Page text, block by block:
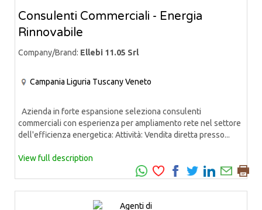
Consulenti Commerciali - Energia
Rinnovabile
Company/Brand: Ellebi 11.05 Srl
Campania Liguria TuscanyVeneto
Azienda in forte espansione seleziona consulenti
commerciali con esperienza per ampliamento rete nel settore
dell'efficienza energetica: Attività: Vendita diretta presso...
View full description